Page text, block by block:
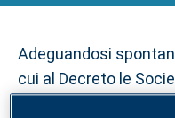
Adeguandosi
cui al Decreto le